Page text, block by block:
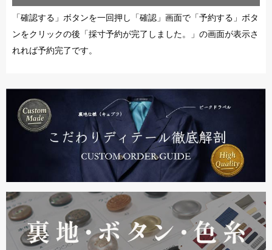
「確認する」ボタンを一回押し「確認」画面で「予約する」ボタ
ンをクリックの後「採寸予約が完了しました。」の画面が表示さ
れれば予約完了です。